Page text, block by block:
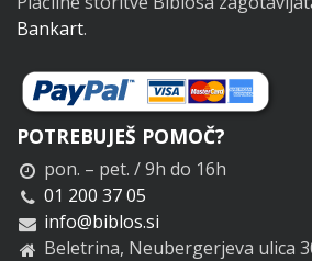
Bankart.
POTREBUJEŠ POMOČ?
pon. – pet. / 9h do 16h
01 200 37 05
info@biblos.si
Beletrina, Neubergerjeva ulica